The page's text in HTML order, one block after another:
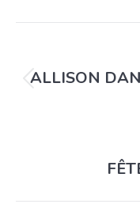
ALLISON